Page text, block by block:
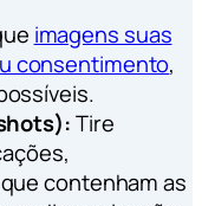
imagens suas
consentimento,
Tire
contenham as